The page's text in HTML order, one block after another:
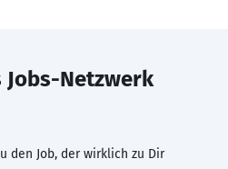
Jobs-Netzwerk
den Job, der wirklich zu Dir